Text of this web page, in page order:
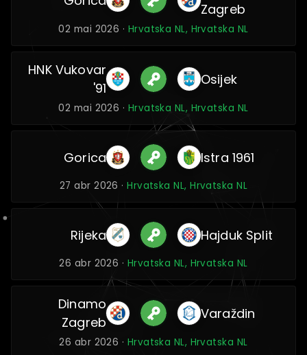
Zagreb
02 mai 2026 · Hrvatska NL, Hrvatska NL
HNK Vukovar
'91
Osijek
02 mai 2026 · Hrvatska NL, Hrvatska NL
Gorica Istra 1961
27 abr 2026 ·Hrvatska NL, Hrvatska NL
Rijeka Hajduk Split
26 abr 2026 · Hrvatska NL, Hrvatska NL
Dinamo
Zagreb
Varaždin
26 abr 2026 · Hrvatska NL, Hrvatska NL